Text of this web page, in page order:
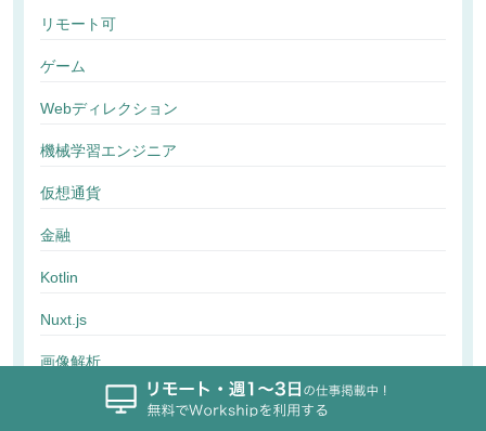
リモート可
ゲーム
Webディレクション
機械学習エンジニア
仮想通貨
金融
Kotlin
Nuxt.js
画像解析